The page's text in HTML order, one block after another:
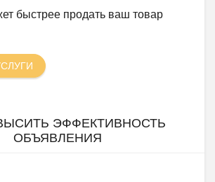
Беларуси
быстрее продать ваш товар
ЭФФЕКТИВНОСТЬ
ОБЪЯВЛЕНИЯ